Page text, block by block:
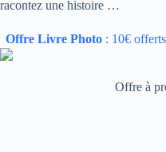
racontez une histoire …
Offre Livre Photo : 10€
Offre à